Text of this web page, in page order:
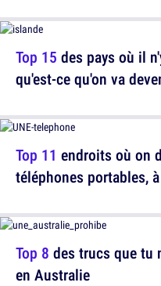
Top 15 des pays où il
qu'est-ce qu'on va
Top 8 des trucs que tu
en Australie
Top 11 endroits où on
téléphones portables,